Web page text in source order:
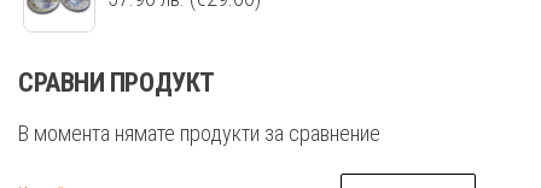
СРАВНИ ПРОДУКТ
В момента нямате продукти за сравнение